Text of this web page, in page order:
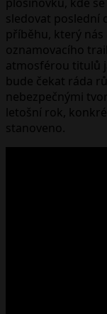
sledovat poslední
příběhu, který
oznamovacího
atmosférou titulů
bude čekat ráda
nebezpečnými
letošní rok,
stanoveno.